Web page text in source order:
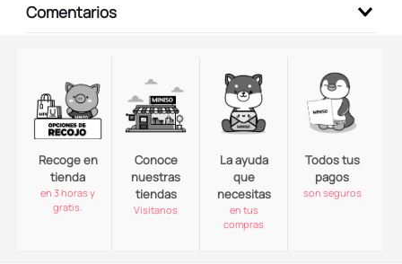
Comentarios
Recoge en
tienda
en 3 horas y
gratis.
Conoce
nuestras
tiendas
Visitanos
La ayuda
que
necesitas
en tus
compras
Todos tus
pagos
son seguros